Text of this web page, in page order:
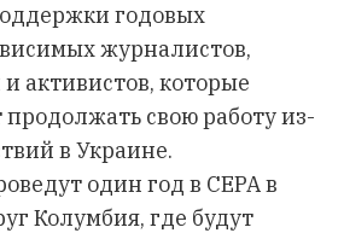
годовых
журналистов,
активистов, которые
свою работу из-
в Украине.
один год в CEPA в
Колумбия, где будут